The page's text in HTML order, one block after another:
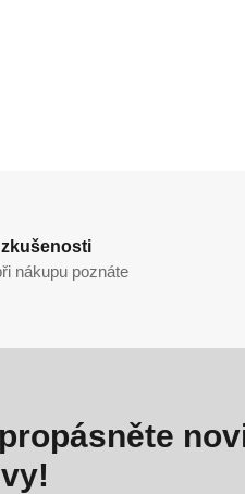
zkušenosti
nákupu poznáte